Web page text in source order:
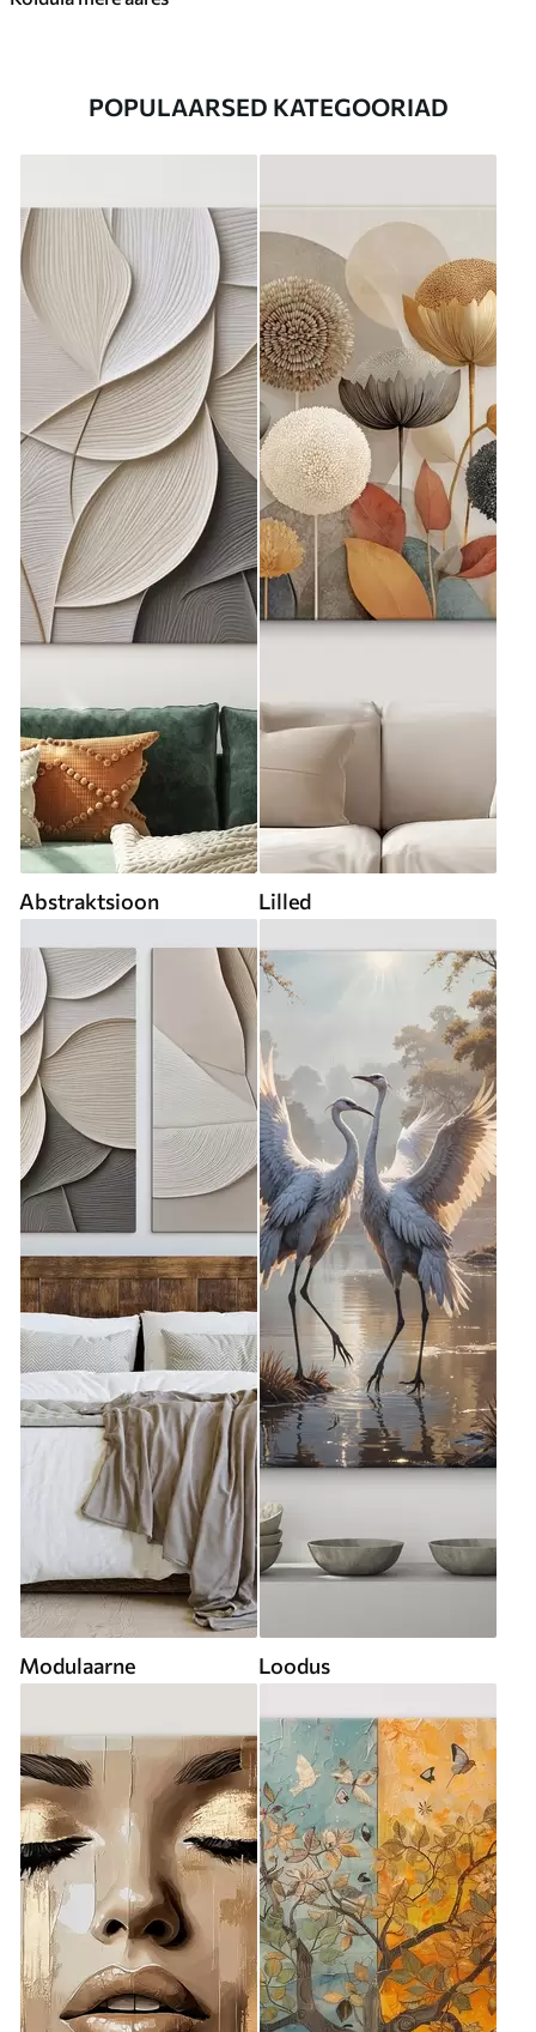
POPULAARSED KATEGOORIAD
Abstraktsioon Lilled
Modulaarne Loodus